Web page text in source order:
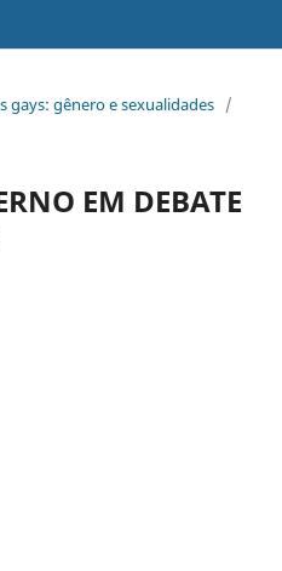
gays: gênero e sexualidades /
EM DEBATE